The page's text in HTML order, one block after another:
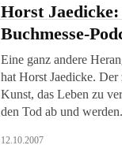
Horst
Buchmesse-
Eine ganz andere
hat Horst Jaedicke.
Kunst, das Leben zu
den Tod ab und
12.10.2007